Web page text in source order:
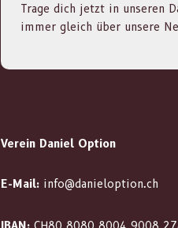
Trage dich jetzt in unseren
immer gleich über unsere
Verein Daniel Option
E-Mail: info@danieloption.ch